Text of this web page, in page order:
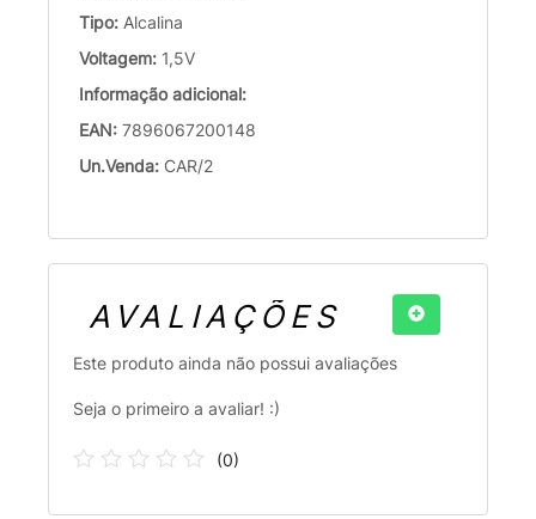
Tipo: Alcalina
Voltagem: 1,5V
Informação adicional:
EAN: 7896067200148
Un.Venda: CAR/2
AVALIAÇÕES
Este produto ainda não possui avaliações
Seja o primeiro a avaliar! :)
(0)